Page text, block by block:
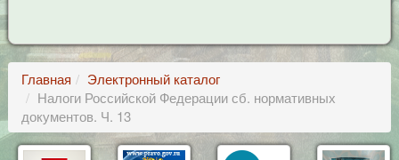
Главная
Электронный каталог
Налоги Российской Федерации сб. нормативных
документов. Ч. 13